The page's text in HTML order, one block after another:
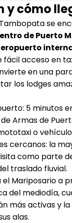
y cómo
se
de Puerto
fácil acceso en
en una
los lodges
5 minutos
Armas de
o
cercanos: la
como parte
traslado fluvial.
el Mariposario a
del mediodía,
más activas y
alas.